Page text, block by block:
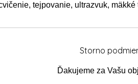
tejpovanie, ultrazvuk,
Storno
Ďakujeme za Vašu